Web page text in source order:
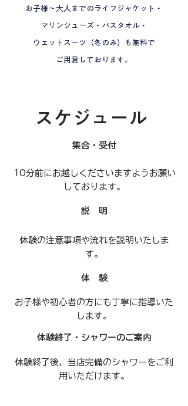
お子様～大人までのライフジャケット・
マリンシューズ・バスタオル・
ウェットスーツ（冬のみ）も無料で
ご用意しております。
​スケジュール
集合・受付
​10分前にお越しくださいますようお願い
しております。
説 明
​体験の注意事項や流れを説明いたしま
す。
体 験
​お子様や初心者の方にも丁寧に指導いた
します。
体験終了・シャワーのご案内
​体験終了後、当店完備のシャワーをご利
用いただけます。